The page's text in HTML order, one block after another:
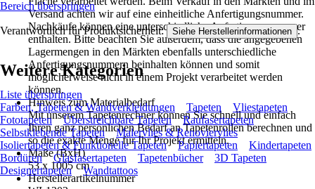
Versand achten wir auf eine einheitliche Anfertigungsnummer.
Nachkäufe können eine unterschiedliche Anfertigungsnummer
enthalten. Bitte beachten Sie außerdem, dass die angegebenen
Lagermengen in den Märkten ebenfalls unterschiedliche
Anfertigungsnummern beinhalten können und somit
möglicherweise nicht in einem Projekt verarbeitet werden
können.
Hinweis zum Materialbedarf
Mit unserem Tapetenrechner können Sie schnell und einfach
Ihren ganz persönlichen Bedarf an Tapetenrollen berechnen und
so die exakte Menge für Ihr Projekt ermitteln.
Maße (BxH)
53 x 1005 cm
Herstellerartikelnummer
Bereich überspringen
Verantwortlich für Produktsicherheit: Siehe Herstellerinformationen .
Weitere Kategorien
Liste überspringen
Farben, Tapeten & Wandverkleidungen
Tapeten
Vliestapeten
Fototapeten
Überstreichbare Tapeten
Raufasertapeten
Selbstklebende Tapeten
Malervlies & Renoviervlies
Isoliertapeten & Funktionelle Tapeten
Papiertapeten
Kindertapeten
Bordüren
Glasfasertapeten Tapetenbücher
3D Tapeten
Designertapeten
Wandtattoos